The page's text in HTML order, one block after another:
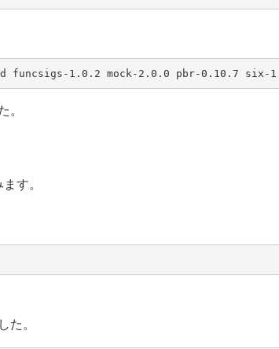
funcsigs-1.0.2 mock-2.0.0 pbr-0.10.7 six-
。
す。
た。